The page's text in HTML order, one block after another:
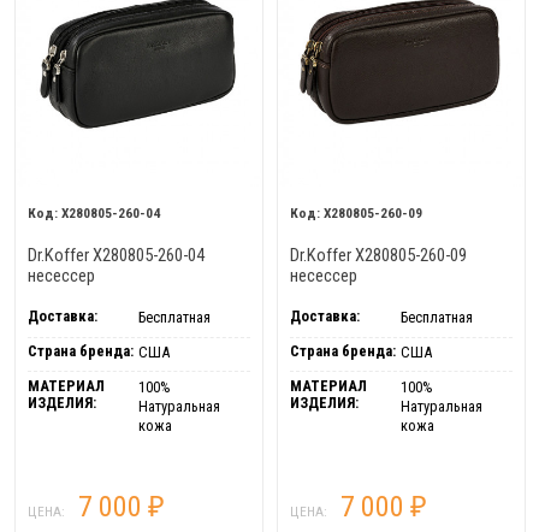
X280805-260-04
Dr.Koffer X280805-260-04
несессер
Доставка:
Бесплатная
Страна бренда: США
МАТЕРИАЛ
ИЗДЕЛИЯ:
100%
Натуральная
кожа
ЦЕНА: 7 000 ₽
X280805-260-09
Dr.Koffer X280805-260-09
несессер
Доставка:
Бесплатная
Страна бренда: США
МАТЕРИАЛ
ИЗДЕЛИЯ:
100%
Натуральная
кожа
ЦЕНА: 7 000 ₽